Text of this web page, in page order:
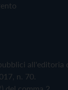
all'editoria
n. 70.